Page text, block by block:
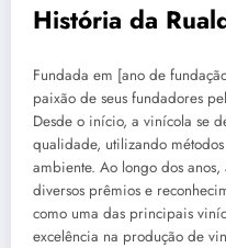
História da
Fundada em [ano de
paixão de seus fundadores
Desde o início, a vinícola se
qualidade, utilizando
ambiente. Ao longo dos
diversos prêmios e
como uma das principais
excelência na produção de